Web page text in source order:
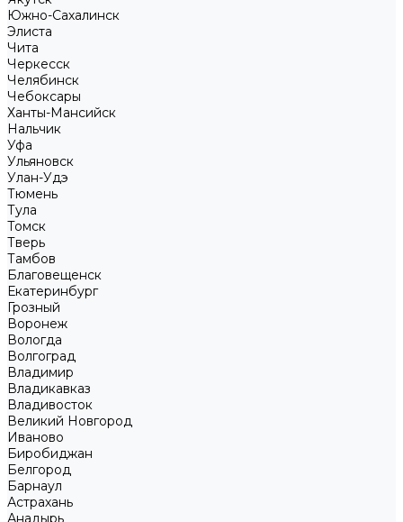
Южно-Сахалинск
Элиста
Чита
Черкесск
Челябинск
Чебоксары
Ханты-Мансийск
Нальчик
Уфа
Ульяновск
Улан-Удэ
Тюмень
Тула
Томск
Тверь
Тамбов
Благовещенск
Екатеринбург
Грозный
Воронеж
Вологда
Волгоград
Владимир
Владикавказ
Владивосток
Великий Новгород
Иваново
Биробиджан
Белгород
Барнаул
Астрахань
Анадырь